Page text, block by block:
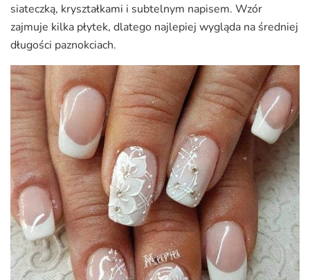
siateczką, kryształkami i subtelnym napisem. Wzór
zajmuje kilka płytek, dlatego najlepiej wygląda na średniej
długości paznokciach.